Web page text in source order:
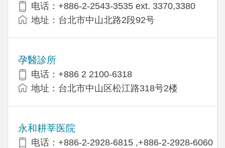
电话：+886-2-2543-3535 ext. 3370,3380
地址：台北市中山北路2段92号
孕醫診所
电话：+886 2 2100-6318
地址：台北市中山区松江路318号2楼
永和耕莘医院
电话：+886-2-2928-6815 ,+886-2-2928-6060